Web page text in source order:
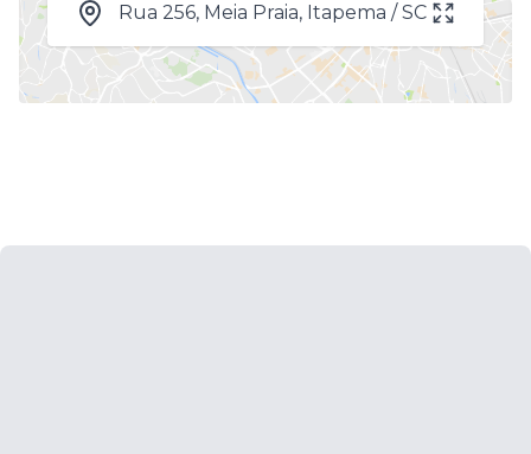
Rua 256, Meia Praia, Itapema / SC